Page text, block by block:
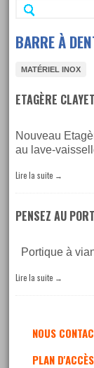
Skip
content
BARRE À
MATÉRIEL INOX
ETAGÈRE
Nouveau
au lave-
Lire la suite →
PENSEZ AU
Portique à
Lire la suite →
NOUS
PLAN D'ACCÈS